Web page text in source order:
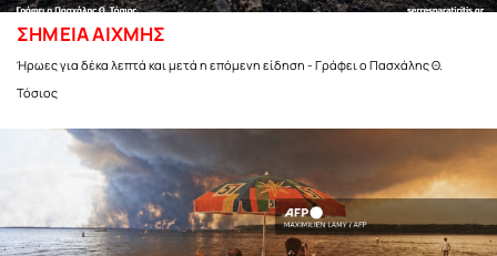
ΣΗΜΕΙΑ ΑΙΧΜΗΣ
Ήρωες για δέκα λεπτά και μετά η επόμενη είδηση - Γράφει ο Πασχάλης Θ.
Τόσιος